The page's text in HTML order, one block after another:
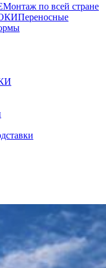
Монтаж по всей стране
Переносные